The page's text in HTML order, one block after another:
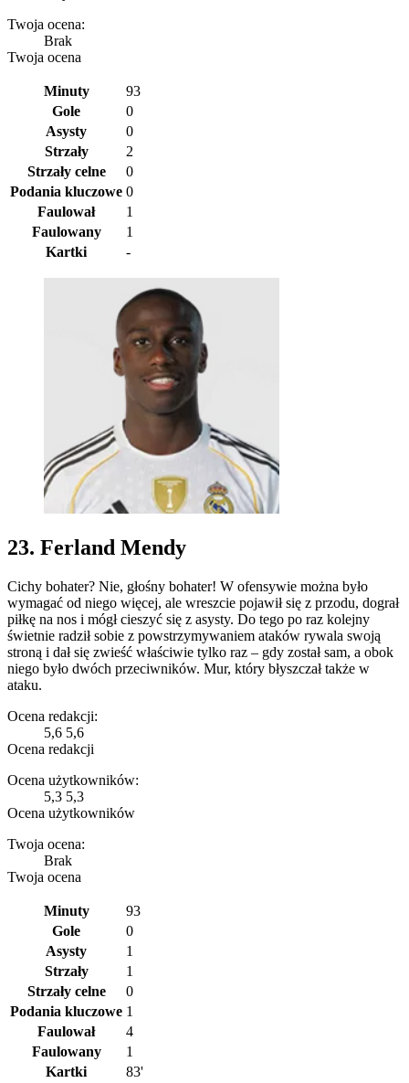
Twoja ocena:
Brak
Twoja ocena
Minuty
93
Gole
0
Asysty
0
Strzały
2
Strzały celne
0
Podania kluczowe 0
Faulował
1
Faulowany
1
Kartki
-
23. Ferland Mendy
Cichy bohater? Nie, głośny bohater! W ofensywie można było
wymagać od niego więcej, ale wreszcie pojawił się z przodu, dograł
piłkę na nos i mógł cieszyć się z asysty. Do tego po raz kolejny
świetnie radził sobie z powstrzymywaniem ataków rywala swoją
stroną i dał się zwieść właściwie tylko raz – gdy został sam, a obok
niego było dwóch przeciwników. Mur, który błyszczał także w
ataku.
Ocena redakcji:
5,6 5,6
Ocena redakcji
Ocena użytkowników:
5,3 5,3
Ocena użytkowników
Twoja ocena:
Brak
Twoja ocena
Minuty
93
Gole
0
Asysty
1
Strzały
1
Strzały celne
0
Podania kluczowe 1
Faulował
4
Faulowany
1
Kartki
83'